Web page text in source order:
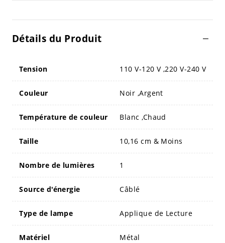
Détails du Produit
Tension 110 V-120 V ,220 V-240 V
Couleur Noir ,Argent
Température de couleur Blanc ,Chaud
Taille 10,16 cm & Moins
Nombre de lumières 1
Source d'énergie Câblé
Type de lampe Applique de Lecture
Matériel Métal